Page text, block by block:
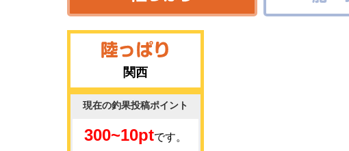
関西
現在の釣果投稿ポイント
300~10ptです。